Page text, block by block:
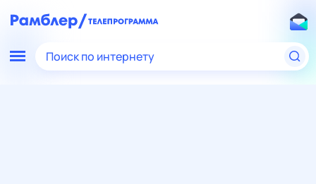
Поиск по интернету